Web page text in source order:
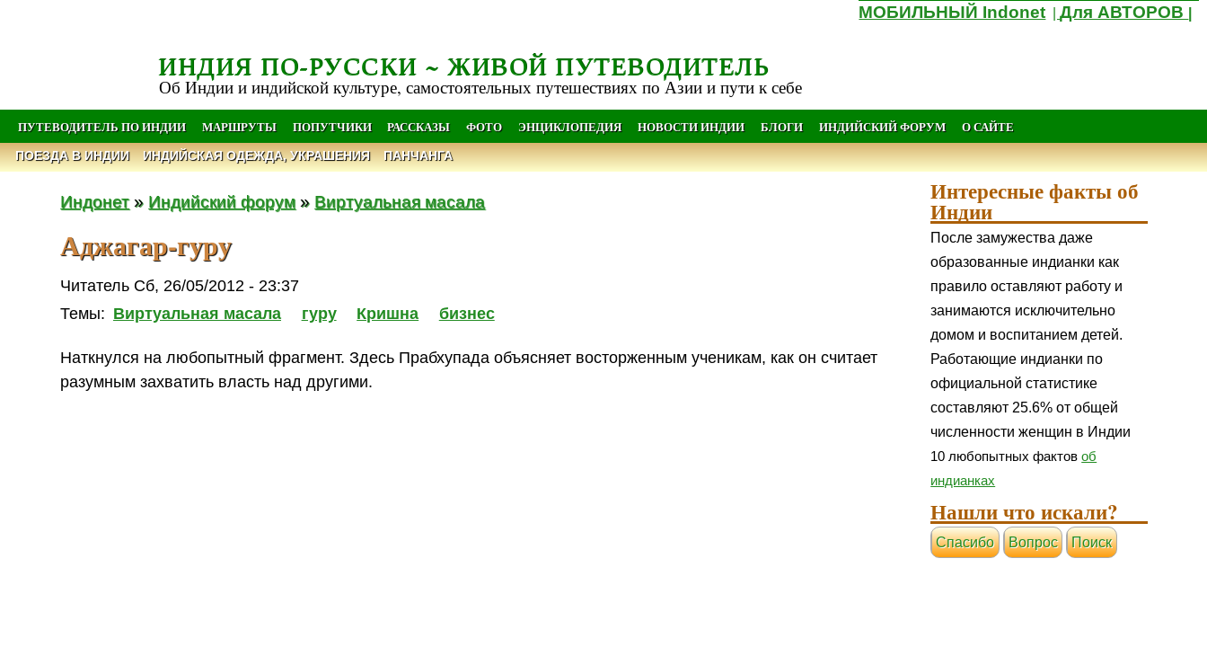
МОБИЛЬНЫЙ Indonet |Для АВТОРОВ
ИНДИЯ ПО-РУССКИ ~ ЖИВОЙ ПУТЕВОДИТЕЛЬ
Об Индии и индийской культуре, самостоятельных путешествиях по Азии и пути к себе
ПУТЕВОДИТЕЛЬ ПО ИНДИИ МАРШРУТЫ ПОПУТЧИКИ РАССКАЗЫ ФОТО ЭНЦИКЛОПЕДИЯ НОВОСТИ ИНДИИ БЛОГИ ИНДИЙСКИЙ ФОРУМ О САЙТЕ
ПОЕЗДА В ИНДИИ ИНДИЙСКАЯ ОДЕЖДА, УКРАШЕНИЯ ПАНЧАНГА
Индонет» Индийский форум » Виртуальная масала
Аджагар-гуру
Читатель Сб, 26/05/2012 - 23:37
Темы: Виртуальная масала гуру Кришна бизнес
Наткнулся на любопытный фрагмент. Здесь Прабхупада объясняет восторженным ученикам, как он считает
разумным захватить власть над другими.
Интересные факты об
Индии
После замужества даже
образованные индианки как
правило оставляют работу и
занимаются исключительно
домом и воспитанием детей.
Работающие индианки по
официальной статистике
составляют 25.6% от общей
численности женщин в Индии
10 любопытных фактовоб
индианках
Нашли что искали?
Cпасибо Вопрос Поиск